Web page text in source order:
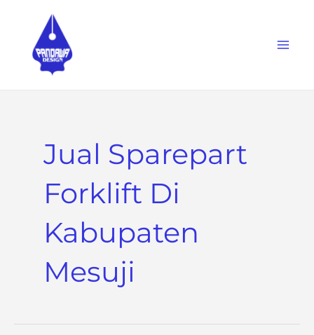
content
Jual Sparepart
Forklift Di
Kabupaten
Mesuji